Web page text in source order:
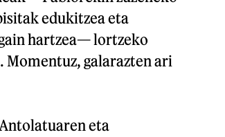
edukitzea eta
hartzea— lortzeko
galarazten ari
eta